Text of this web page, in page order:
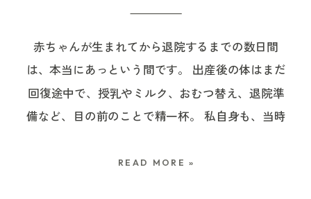
赤ちゃんが生まれてから退院するまでの数日間
は、本当にあっという間です。 出産後の体はまだ
回復途中で、授乳やミルク、おむつ替え、退院準
備など、目の前のことで精一杯。 私自身も、当時
返してみると、産院で過ごした時間や退院の日の
READ MORE »